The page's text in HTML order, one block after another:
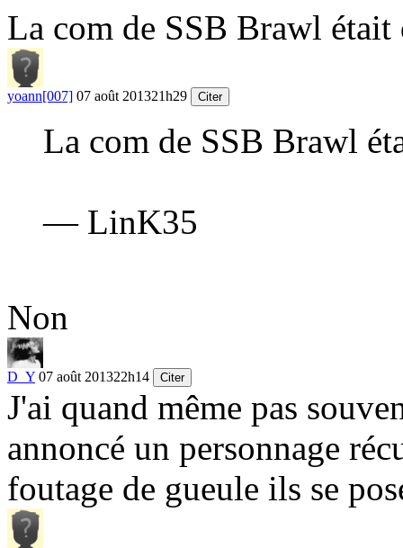
La com de SSB Brawl
yoann[007] 07 août 201321h29 Citer
La com de SSB Brawl
— LinK35
Non
D_Y 07 août 201322h14 Citer
J'ai quand même pas
annoncé un personnage
foutage de gueule ils se